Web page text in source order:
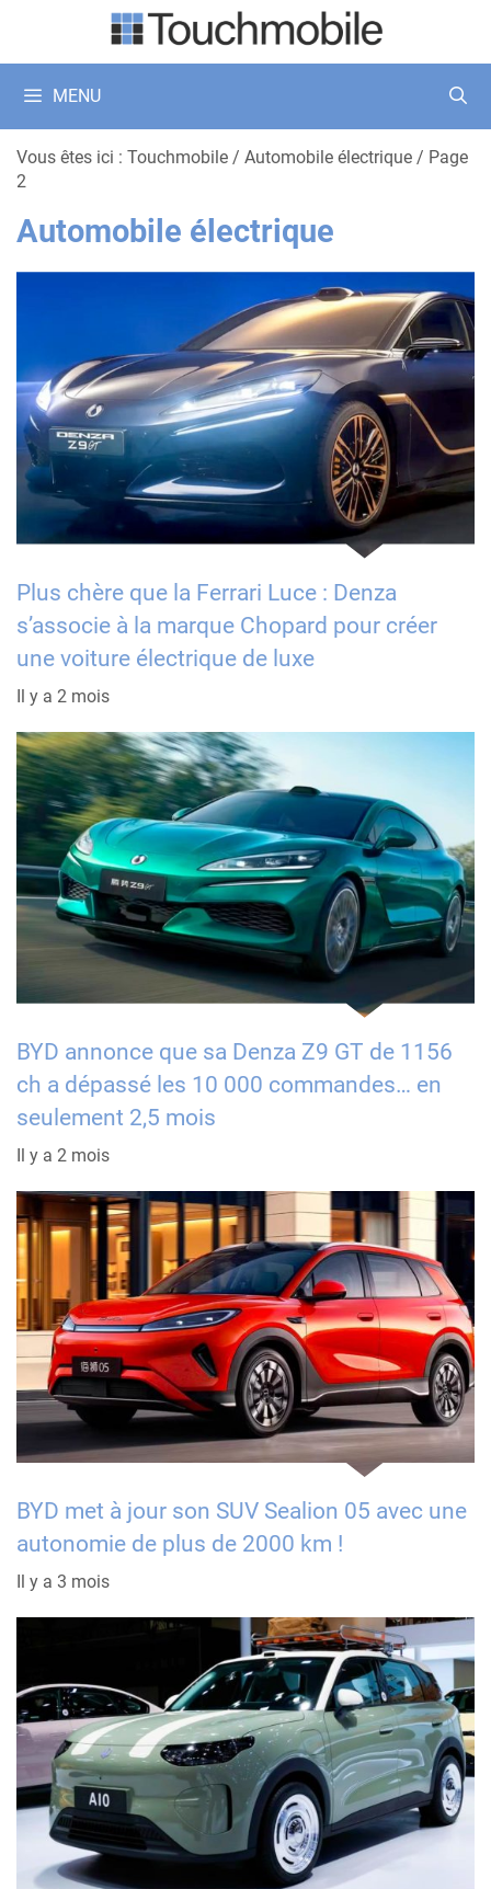
MENU
Vous êtes ici : Touchmobile / Automobile électrique / Page
2
Automobile électrique
Plus chère que la Ferrari Luce : Denza
s’associe à la marque Chopard pour créer
une voiture électrique de luxe
Il y a 2 mois
BYD annonce que sa Denza Z9 GT de 1156
ch a dépassé les 10 000 commandes… en
seulement 2,5 mois
Il y a 2 mois
BYD met à jour son SUV Sealion 05 avec une
autonomie de plus de 2000 km !
Il y a 3 mois